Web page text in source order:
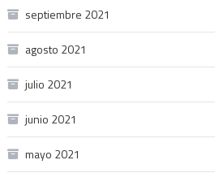
septiembre 2021
agosto 2021
julio 2021
junio 2021
mayo 2021